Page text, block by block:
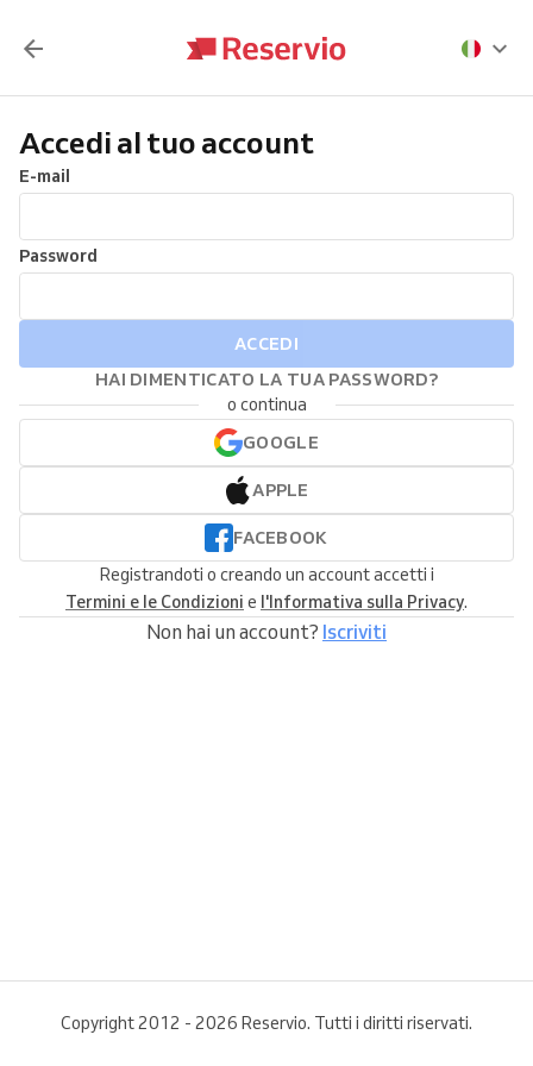
Accedi al tuo account
E-mail
Password
ACCEDI
HAI DIMENTICATO LA TUA PASSWORD?
o continua
GOOGLE
APPLE
FACEBOOK
Registrandoti o creando un account accetti i
Termini e le Condizioni e l'Informativa sulla Privacy.
Non hai un account? Iscriviti
Copyright 2012 - 2026 Reservio. Tutti i diritti riservati.